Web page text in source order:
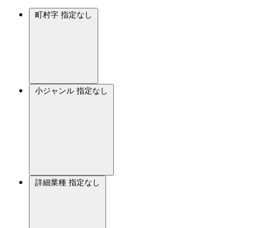
町村字 指定なし
小ジャンル 指定なし
詳細業種 指定なし